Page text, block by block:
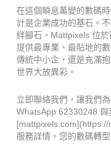
在這個瞬息萬變的數碼
計是企業成功的基石。
絆腳石。Mattpixels 位
提供最專業、最貼地的
傳統中小企，還是充滿
世界大放異彩。
立即聯絡我們，讓我們
WhatsApp 62330248
服務詳情。您的數碼轉